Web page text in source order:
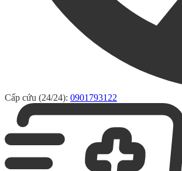
Cấp cứu (24/24): 0901793122